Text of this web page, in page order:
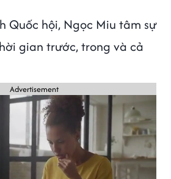
Quốc hội, Ngọc Miu tâm sự
gian trước, trong và cả
Advertisement